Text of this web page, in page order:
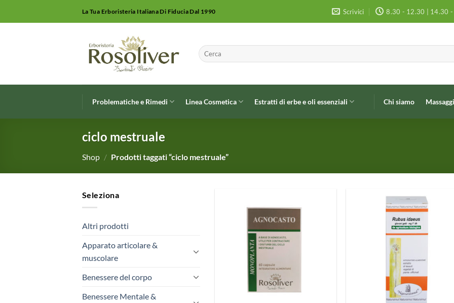
La Tua Erboristeria Italiana Di Fiducia Dal 1990 Scrivici 8.30 - 12.30 | 14.30
Cerca:
Problematiche e Rimedi Linea Cosmetica Estratti di erbe e oli essenziali Chi siamo
ciclo mestruale
Shop / Prodotti taggati “ciclo mestruale”
Seleziona
Altri prodotti
Apparato articolare &
muscolare
Benessere del corpo
Benessere Mentale &